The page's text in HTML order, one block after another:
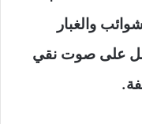
والغبار
على صوت نقي